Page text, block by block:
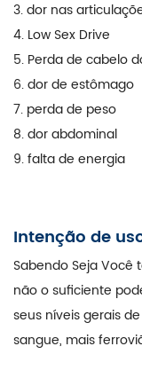
3. dor nas
4. Low Sex Drive
5. Perda de cabelo
6. dor de estômago
7. perda de peso
8. dor abdominal
9. falta de energia
Intenção de
Sabendo Seja
não o suficiente
seus níveis gerais
sangue, mais